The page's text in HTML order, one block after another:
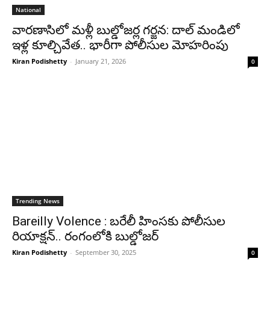
National
వారణాసిలో మళ్లీ బుల్డోజర్ల గర్జన: దాల్ మండిలో
ఇళ్ల కూల్చివేత.. భారీగా పోలీసుల మోహరింపు
Kiran Podishetty - January 21, 2026 0
Trending News
Bareilly Volence : బరేలీ హింసకు పోలీసుల
రియాక్ష‌న్‌.. రంగంలోకి బుల్డోజర్
Kiran Podishetty - September 30, 2025 0